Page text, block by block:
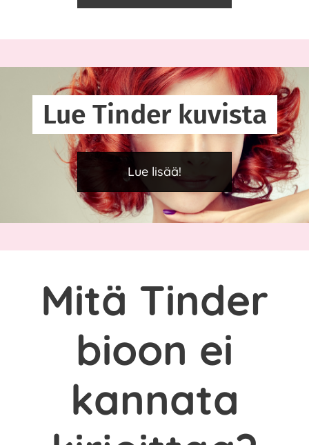
Lue Tinder kuvista
Lue lisää!
Mitä Tinder
bioon ei
kannata